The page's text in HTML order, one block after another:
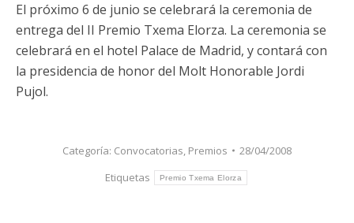
El próximo 6 de junio se celebrará la ceremonia de
entrega del II Premio Txema Elorza. La ceremonia se
celebrará en el hotel Palace de Madrid, y contará con
la presidencia de honor del Molt Honorable Jordi
Pujol.
Categoría: Convocatorias, Premios
28/04/2008
Etiquetas
Premio Txema Elorza